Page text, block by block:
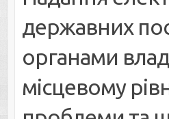
державних
органами
місцевому